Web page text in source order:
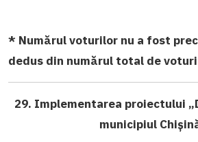
* Numărul voturilor nu a fost
dedus din numărul total de voturi
29. Implementarea proiectului
municipiul